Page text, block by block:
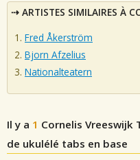
ARTISTES SIMILAIRES À
Fred Åkerström
Bjorn Afzelius
Nationalteatern
Il y a 1 Cornelis Vreeswijk
de ukulélé tabs en base